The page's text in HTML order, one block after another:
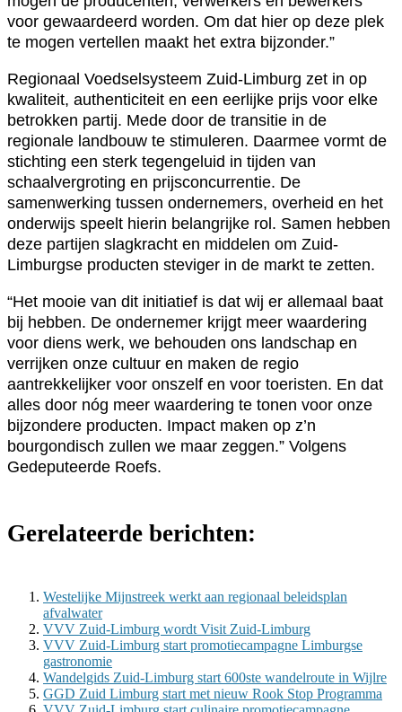
voor gewaardeerd worden. Om dat hier op deze plek
te mogen vertellen maakt het extra bijzonder.”
Regionaal Voedselsysteem Zuid-Limburg zet in op
kwaliteit, authenticiteit en een eerlijke prijs voor elke
betrokken partij. Mede door de transitie in de
regionale landbouw te stimuleren. Daarmee vormt de
stichting een sterk tegengeluid in tijden van
schaalvergroting en prijsconcurrentie. De
samenwerking tussen ondernemers, overheid en het
onderwijs speelt hierin belangrijke rol. Samen hebben
deze partijen slagkracht en middelen om Zuid-
Limburgse producten steviger in de markt te zetten.
“Het mooie van dit initiatief is dat wij er allemaal baat
bij hebben. De ondernemer krijgt meer waardering
voor diens werk, we behouden ons landschap en
verrijken onze cultuur en maken de regio
aantrekkelijker voor onszelf en voor toeristen. En dat
alles door nóg meer waardering te tonen voor onze
bijzondere producten. Impact maken op z’n
bourgondisch zullen we maar zeggen.” Volgens
Gedeputeerde Roefs.
Gerelateerde berichten:
Westelijke Mijnstreek werkt aan regionaal beleidsplan
afvalwater
VVV Zuid-Limburg wordt Visit Zuid-Limburg
VVV Zuid-Limburg start promotiecampagne Limburgse
gastronomie
Wandelgids Zuid-Limburg start 600ste wandelroute in Wijlre
GGD Zuid Limburg start met nieuw Rook Stop Programma